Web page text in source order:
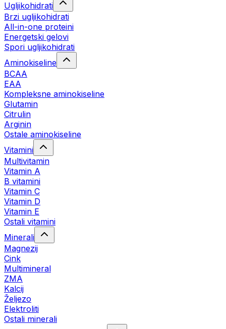
Ugljikohidrati
Brzi ugljikohidrati
All-in-one proteini
Energetski gelovi
Spori ugljikohidrati
Aminokiseline
BCAA
EAA
Kompleksne aminokiseline
Glutamin
Citrulin
Arginin
Ostale aminokiseline
Vitamini
Multivitamin
Vitamin A
B vitamini
Vitamin C
Vitamin D
Vitamin E
Ostali vitamini
Minerali
Magnezij
Cink
Multimineral
ZMA
Kalcij
Željezo
Elektroliti
Ostali minerali